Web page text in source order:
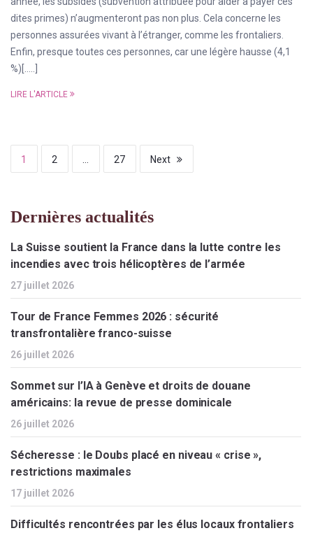
dites primes) n’augmenteront pas non plus. Cela concerne les
personnes assurées vivant à l’étranger, comme les frontaliers.
Enfin, presque toutes ces personnes, car une légère hausse (4,1
%)[…..]
LIRE L'ARTICLE
1 2 27 Next
Dernières actualités
La Suisse soutient la France dans la lutte contre les
incendies avec trois hélicoptères de l’armée
27 juillet 2026
Tour de France Femmes 2026 : sécurité
transfrontalière franco-suisse
26 juillet 2026
Sommet sur l’IA à Genève et droits de douane
américains: la revue de presse dominicale
26 juillet 2026
Sécheresse : le Doubs placé en niveau « crise »,
restrictions maximales
17 juillet 2026
Difficultés rencontrées par les élus locaux frontaliers